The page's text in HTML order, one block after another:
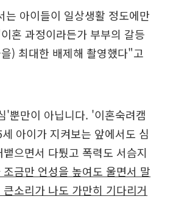
는 아이들이 일상생활 정도에만
혼 과정이라든가 부부의 갈등
) 최대한 배제해 촬영했다"고
'뿐만이 아닙니다. '이혼숙려캠
아이가 지켜보는 앞에서도 심
으면서 다퉜고 폭력도 서슴지
조금만 언성을 높여도 울면서 말
소리가 나도 가만히 기다리거